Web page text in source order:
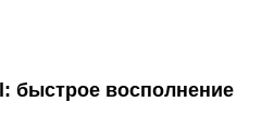
быстрое восполнение